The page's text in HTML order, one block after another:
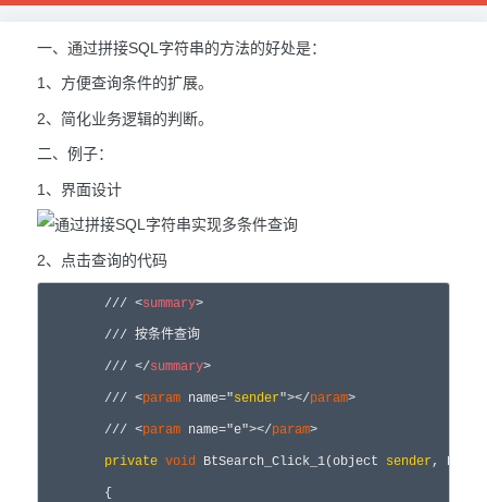
一、通过拼接SQL字符串的方法的好处是：
1、方便查询条件的扩展。
2、简化业务逻辑的判断。
二、例子：
1、界面设计
2、点击查询的代码
/// <summary>
/// 按条件查询
/// </summary>
/// <param name="sender"></param>
/// <param name="e"></param>
private void BtSearch_Click_1(object sender ,
        {